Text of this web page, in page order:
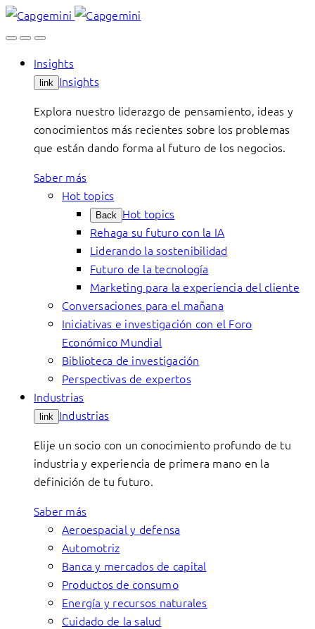
Skip
to
Insights
link Insights
Explora nuestro liderazgo de pensamiento, ideas y
conocimientos más recientes sobre los problemas
que están dando forma al futuro de los negocios.
Saber más
Hot topics
Back Hot topics
Rehaga su futuro con la IA
Liderando la sostenibilidad
Futuro de la tecnología
Marketing para la experiencia del cliente
Conversaciones para el mañana
Iniciativas e investigación con el Foro
Económico Mundial
Biblioteca de investigación
Perspectivas de expertos
Industrias
link Industrias
Elije un socio con un conocimiento profundo de tu
industria y experiencia de primera mano en la
definición de tu futuro.
Saber más
Aeroespacial y defensa
Automotriz
Banca y mercados de capital
Productos de consumo
Energía y recursos naturales
Cuidado de la salud